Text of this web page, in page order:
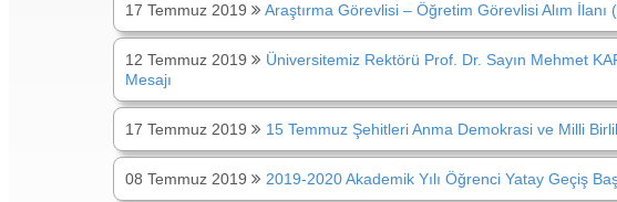
17 Temmuz 2019 Araştırma Görevlisi – Öğretim Görevlisi Alım
12 Temmuz 2019
Üniversitemiz Rektörü Prof. Dr. Sayın Mehmet
Mesajı
17 Temmuz 2019 15 Temmuz Şehitleri Anma Demokrasi ve Milli
08 Temmuz 2019 2019-2020 Akademik Yılı Öğrenci Yatay Geçiş